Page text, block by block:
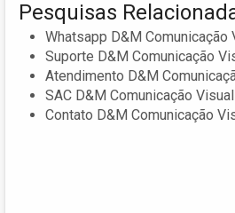
Pesquisas
Whatsapp D&M Comunicação
Suporte D&M Comunicação
Atendimento D&M
SAC D&M Comunicação Visual
Contato D&M Comunicação